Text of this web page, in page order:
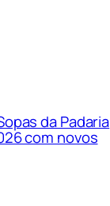
da Padaria
com novos